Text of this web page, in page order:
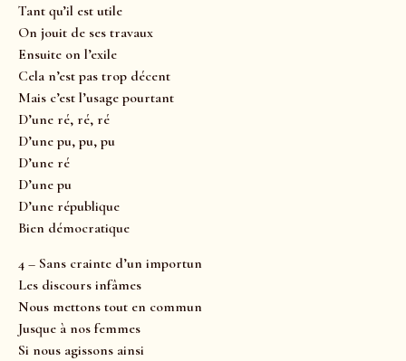
Tant qu’il est utile
On jouit de ses travaux
Ensuite on l’exile
Cela n’est pas trop décent
Mais c’est l’usage pourtant
D’une ré, ré, ré
D’une pu, pu, pu
D’une ré
D’une pu
D’une république
Bien démocratique
4 – Sans crainte d’un importun
Les discours infâmes
Nous mettons tout en commun
Jusque à nos femmes
Si nous agissons ainsi